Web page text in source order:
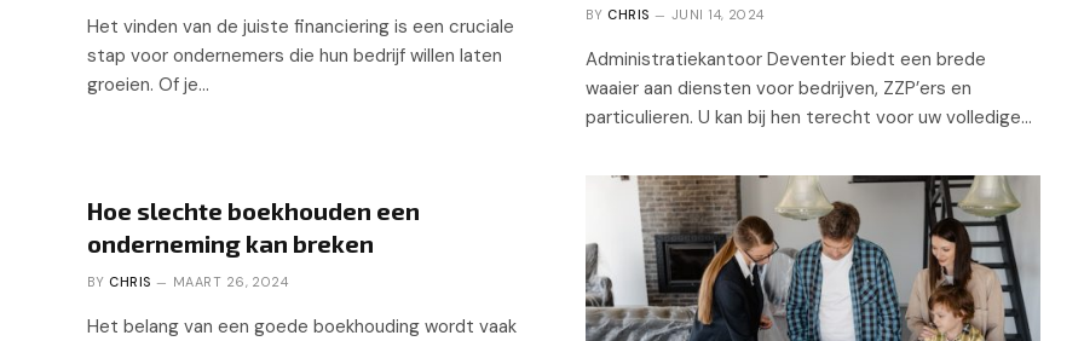
Het vinden van de juiste financiering is een cruciale
stap voor ondernemers die hun bedrijf willen laten
groeien. Of je…
BY CHRIS JUNI 14, 2024
Administratiekantoor Deventer biedt een brede
waaier aan diensten voor bedrijven, ZZP’ers en
particulieren. U kan bij hen terecht voor uw volledige…
Hoe slechte boekhouden een
onderneming kan breken
BY CHRIS MAART 26, 2024
Het belang van een goede boekhouding wordt vaak